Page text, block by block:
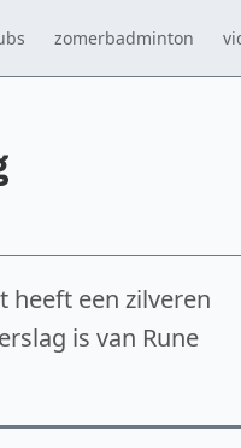
zomerbadminton
heeft een zilveren
is van Rune